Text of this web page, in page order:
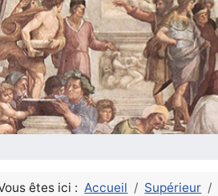
êtes ici :Accueil Supérieur